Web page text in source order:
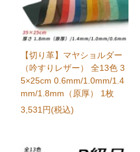
【切り革】マヤショルダー
（吟すりレザー） 全13色 3
5×25cm 0.6mm/1.0mm/1.4
mm/1.8mm（原厚） 1枚
3,531円(税込)